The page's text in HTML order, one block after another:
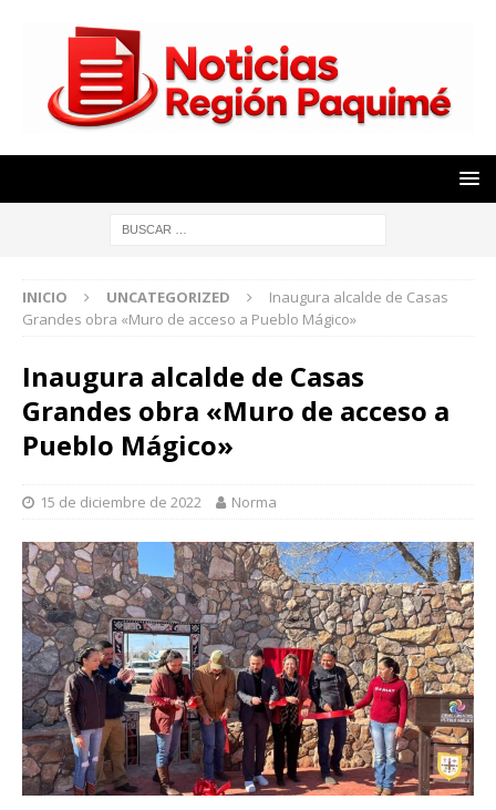
INICIO UNCATEGORIZED
Inaugura alcalde de Casas
Grandes obra «Muro de acceso a Pueblo Mágico»
Inaugura alcalde de Casas
Grandes obra «Muro de acceso a
Pueblo Mágico»
15 de diciembre de 2022 Norma